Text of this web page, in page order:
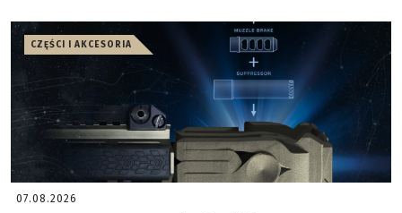
CZĘŚCI I AKCESORIA
07.08.2026